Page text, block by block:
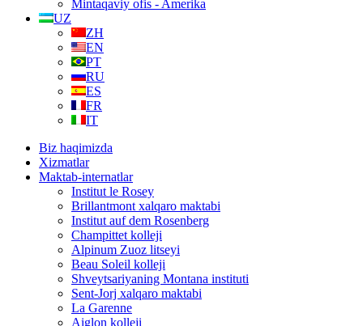
Mintaqaviy ofis - Amerika
UZ
ZH
EN
PT
RU
ES
FR
IT
Biz haqimizda
Xizmatlar
Maktab-internatlar
Institut le Rosey
Brillantmont xalqaro maktabi
Institut auf dem Rosenberg
Champittet kolleji
Alpinum Zuoz litseyi
Beau Soleil kolleji
Shveytsariyaning Montana instituti
Sent-Jorj xalqaro maktabi
La Garenne
Aiglon kolleji